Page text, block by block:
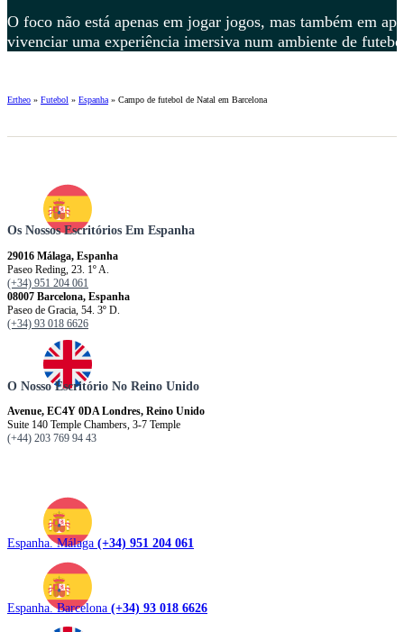
O foco não está apenas em jogar jogos, mas também em
vivenciar uma experiência imersiva num ambiente de
Ertheo » Futebol » Espanha» Campo de futebol de Natal em Barcelona
Os Nossos Escritórios Em Espanha
29016 Málaga, Espanha
Paseo Reding, 23. 1º A.
(+34) 951 204 061
08007 Barcelona, ​​​​​Espanha
Paseo de Gracia, 54. 3º D.
(+34) 93 018 6626
O Nosso Escritório No Reino Unido
Avenue, EC4Y 0DA Londres, Reino Unido
Suite 140 Temple Chambers, 3-7 Temple
(+44) 203 769 94 43
Espanha. Málaga (+34) 951 204 061
Espanha. Barcelona (+34) 93 018 6626